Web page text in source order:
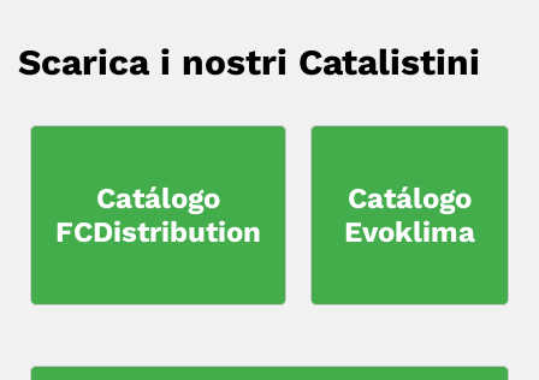
Scarica i nostri Catalistini
Catálogo
FCDistribution
Catálogo
Evoklima